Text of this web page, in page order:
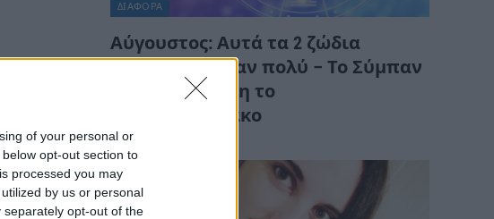
of your personal or
opt-out section to
processed you may
by us or personal
opt-out of the
ΔΙΆΦΟΡΑ
Αύγουστος: Αυτά τα 2 ζώδια
παραμελήθηκαν πολύ – Το Σύμπαν
τους δίνει τύχη το
Σαββατοκύριακο